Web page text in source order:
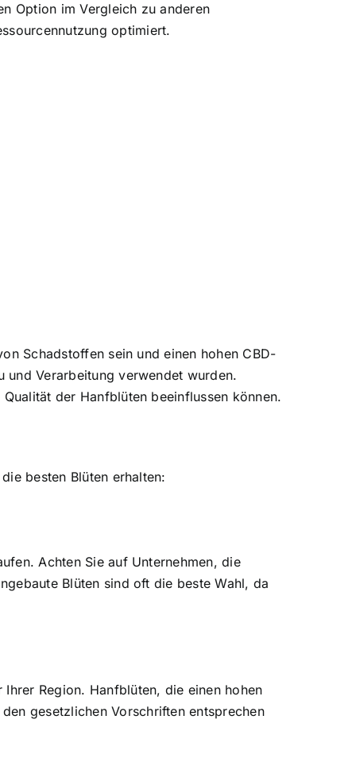
Option im Vergleich zu anderen
optimiert.
Schadstoffen sein und einen hohen CBD-
und Verarbeitung verwendet wurden.
der Hanfblüten beeinflussen können.
besten Blüten erhalten:
Achten Sie auf Unternehmen, die
Blüten sind oft die beste Wahl, da
Region. Hanfblüten, die einen hohen
gesetzlichen Vorschriften entsprechen